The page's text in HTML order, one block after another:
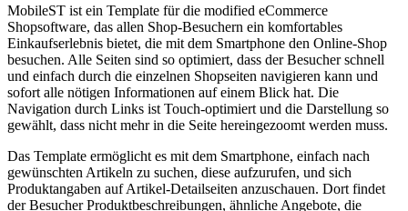
MobileST ist ein Template für die modified eCommerce
Shopsoftware, das allen Shop-Besuchern ein komfortables
Einkaufserlebnis bietet, die mit dem Smartphone den Online-Shop
besuchen. Alle Seiten sind so optimiert, dass der Besucher schnell
und einfach durch die einzelnen Shopseiten navigieren kann und
sofort alle nötigen Informationen auf einem Blick hat. Die
Navigation durch Links ist Touch-optimiert und die Darstellung so
gewählt, dass nicht mehr in die Seite hereingezoomt werden muss.
Das Template ermöglicht es mit dem Smartphone, einfach nach
gewünschten Artikeln zu suchen, diese aufzurufen, und sich
Produktangaben auf Artikel-Detailseiten anzuschauen. Dort findet
der Besucher Produktbeschreibungen, ähnliche Angebote, die